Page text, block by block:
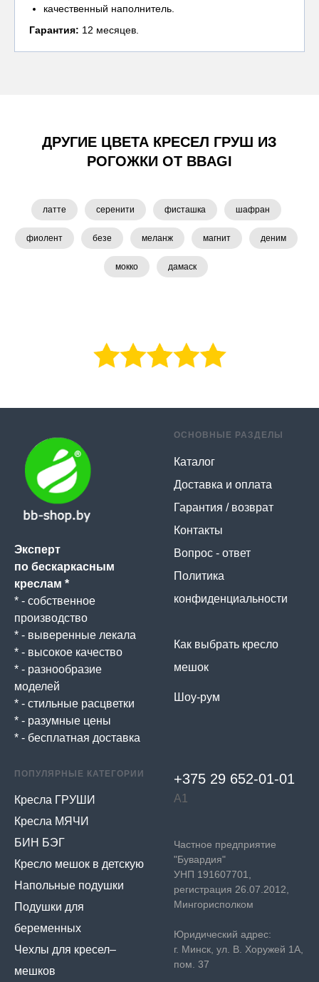
качественный наполнитель.
Гарантия: 12 месяцев.
ДРУГИЕ ЦВЕТА КРЕСЕЛ ГРУШ ИЗ
РОГОЖКИ ОТ BBAGI
латте серенити фисташка шафран
фиолент безе меланж магнит деним
мокко дамаск
Эксперт
по бескаркасным
креслам *
* - собственное
производство
* - выверенные лекала
* - высокое качество
* - разнообразие
моделей
* - стильные расцветки
* - разумные цены
* - бесплатная доставка
ОСНОВНЫЕ РАЗДЕЛЫ
Каталог
Доставка и оплата
Гарантия / возврат
Контакты
Вопрос - ответ
Политика
конфиденциальности
Как выбрать кресло
мешок
Шоу-рум
ПОПУЛЯРНЫЕ КАТЕГОРИИ
Кресла ГРУШИ
Кресла МЯЧИ
БИН БЭГ
Кресло мешок в детскую
Напольные подушки
Подушки для
беременных
Чехлы для кресел–
мешков
+375 29 652-01-01
А1
Частное предприятие
"Бувардия"
УНП 191607701,
регистрация 26.07.2012,
Мингорисполком
Юридический адрес:
г. Минск, ул. В. Хоружей 1А,
пом. 37